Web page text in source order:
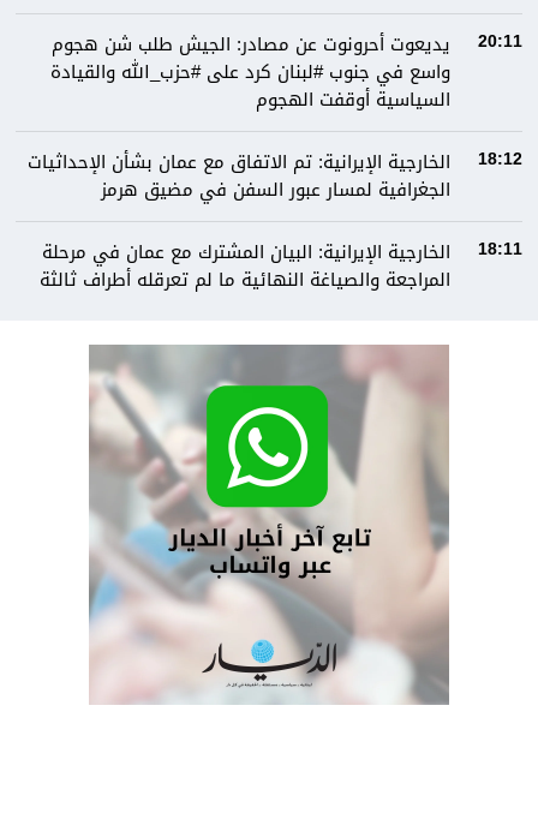
20:11
يديعوت أحرونوت عن مصادر: الجيش طلب شن هجوم
واسع في جنوب #لبنان كرد على #حزب_الله والقيادة
السياسية أوقفت الهجوم
18:12
الخارجية الإيرانية: تم الاتفاق مع عمان بشأن الإحداثيات
الجغرافية لمسار عبور السفن في مضيق هرمز
18:11
الخارجية الإيرانية: البيان المشترك مع عمان في مرحلة
المراجعة والصياغة النهائية ما لم تعرقله أطراف ثالثة